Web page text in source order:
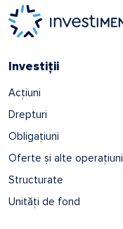
Investiții
Acțiuni
Drepturi
Obligațiuni
Oferte și alte operațiuni
Structurate
Unități de fond